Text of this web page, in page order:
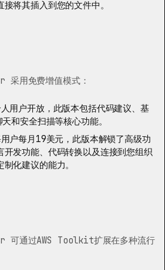
将其插入到您的文件中。
用免费增值模式：
用户开放，此版本包括代码建议、基
和安全扫描等核心功能。
户每月19美元，此版本解锁了高级功
开发功能、代码转换以及连接到您组织
化建议的能力。
可通过AWS Toolkit扩展在多种流行